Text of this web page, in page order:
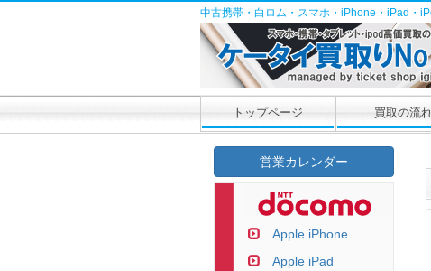
中古携帯・白ロム・スマホ・iPhone・iPad・
トップページ 買取の流
営業カレンダー
Apple iPhone
Apple iPad